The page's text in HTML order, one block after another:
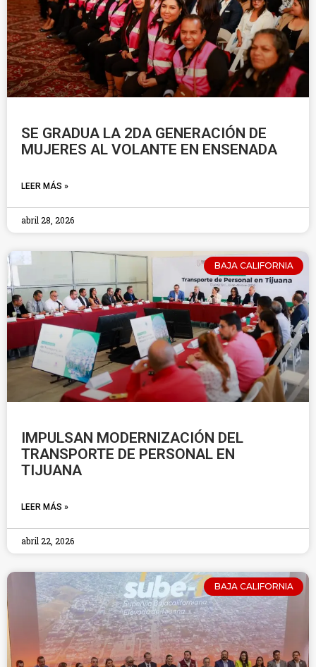
SE GRADUA LA 2DA GENERACIÓN DE
MUJERES AL VOLANTE EN ENSENADA
LEER MÁS »
abril 28, 2026
BAJA CALIFORNIA
IMPULSAN MODERNIZACIÓN DEL
TRANSPORTE DE PERSONAL EN
TIJUANA
LEER MÁS »
abril 22, 2026
BAJA CALIFORNIA